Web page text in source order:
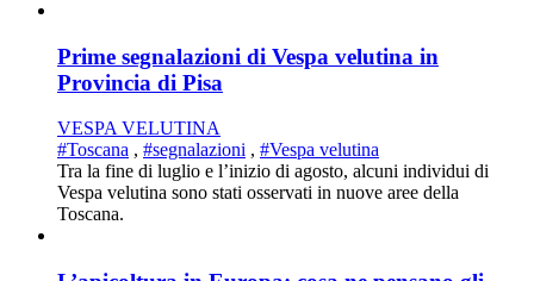
Prime segnalazioni di Vespa velutina in
Provincia di Pisa
VESPA VELUTINA
#Toscana , #segnalazioni , #Vespa velutina
Tra la fine di luglio e l’inizio di agosto, alcuni individui di
Vespa velutina sono stati osservati in nuove aree della
Toscana.